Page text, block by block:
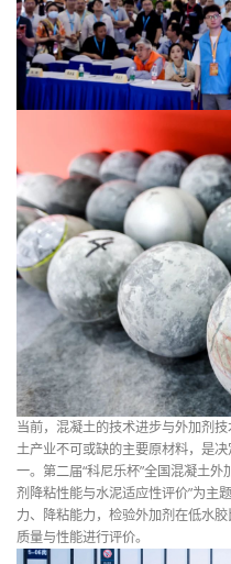
当前，混凝土的技术进步与外加剂
土产业不可或缺的主要原材料，是
一。第二届“科尼乐杯”全国混凝土
剂降粘性能与水泥适应性评价”为主
力、降粘能力，检验外加剂在低水
质量与性能进行评价。